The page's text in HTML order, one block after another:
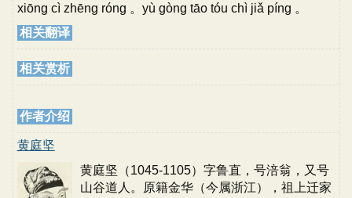
xiōng cì zhēng róng 。yù gòng tāo tóu chì jiǎ píng 。
相关翻译
相关赏析
作者介绍
黄庭坚
黄庭坚（1045-1105）字鲁直，号涪翁，又号
山谷道人。原籍金华（今属浙江），祖上迁家